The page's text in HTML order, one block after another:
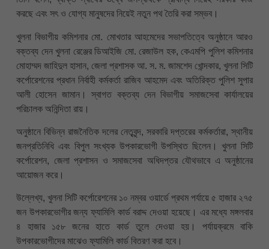
করছে এবং সৎ ও যোগ্য মানুষদের নিয়েই নতুন পথ তৈরি করা সম্ভব।
খুলনা বিভাগীয় কমিশনার মো. মোখতার আহমেদের সভাপতিত্বে অনুষ্ঠানে আরও
বক্তব্য দেন খুলনা রেঞ্জের ডিআইজি মো. রেজাউল হক, কেএমপি পুলিশ কমিশনার
মোহাম্মদ জাহিদুল হাসান, জেলা প্রশাসক আ. স. ম. জামশেদ খোন্দকার, খুলনা সিটি
কর্পোরেশনের প্রধান নির্বাহী কর্মকর্তা রাজিব আহমেদ এবং অতিরিক্ত পুলিশ সুপার
আলী হোসেন জামান। স্বাগত বক্তব্য দেন বিভাগীয় সমাজসেবা কার্যালয়ের
পরিচালক অনিন্দিতা রায়।
অনুষ্ঠানে বিভিন্ন রাজনৈতিক দলের নেতৃবৃন্দ, সরকারি দপ্তরের কর্মকর্তারা, স্থানীয়
জনপ্রতিনিধি এবং বিপুল সংখ্যক উপকারভোগী উপস্থিত ছিলেন। খুলনা সিটি
কর্পোরেশন, জেলা প্রশাসন ও সমাজসেবা অধিদপ্তর যৌথভাবে এ অনুষ্ঠানের
আয়োজন করে।
উল্লেখ্য, খুলনা সিটি কর্পোরেশনের ১০ নম্বর ওয়ার্ডে প্রথম পর্যায়ে ৫ হাজার ২৭৫
জন উপকারভোগীর জন্য ফ্যামিলি কার্ড বরাদ্দ দেওয়া হয়েছে। এর মধ্যে মঙ্গলবার
৪ হাজার ১৫৮ জনের হাতে কার্ড তুলে দেওয়া হয়। পর্যায়ক্রমে বাকি
উপকারভোগীদের মাঝেও ফ্যামিলি কার্ড বিতরণ করা হবে।